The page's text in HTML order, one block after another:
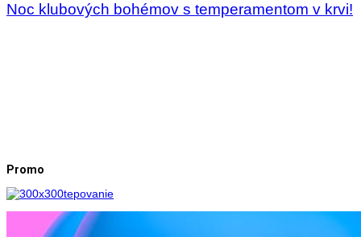
Noc klubových bohémov s temperamentom v krvi!
Promo